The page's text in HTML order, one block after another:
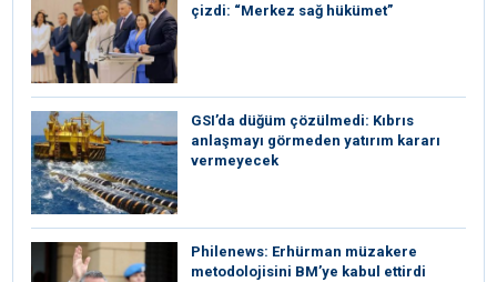
çizdi: “Merkez sağ hükümet”
GSI’da düğüm çözülmedi: Kıbrıs
anlaşmayı görmeden yatırım kararı
vermeyecek
Philenews: Erhürman müzakere
metodolojisini BM’ye kabul ettirdi